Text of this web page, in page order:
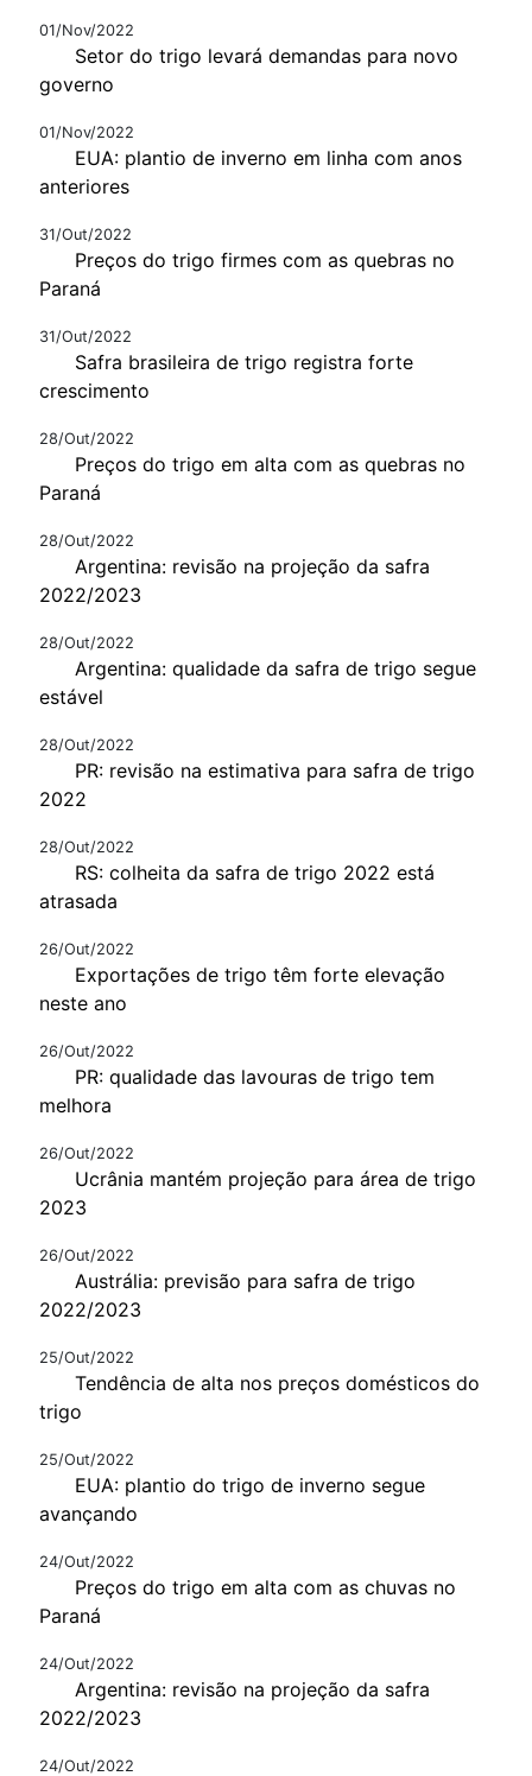
01/Nov/2022
Setor do trigo levará demandas para novo
governo
01/Nov/2022
EUA: plantio de inverno em linha com anos
anteriores
31/Out/2022
Preços do trigo firmes com as quebras no
Paraná
31/Out/2022
Safra brasileira de trigo registra forte
crescimento
28/Out/2022
Preços do trigo em alta com as quebras no
Paraná
28/Out/2022
Argentina: revisão na projeção da safra
2022/2023
28/Out/2022
Argentina: qualidade da safra de trigo segue
estável
28/Out/2022
PR: revisão na estimativa para safra de trigo
2022
28/Out/2022
RS: colheita da safra de trigo 2022 está
atrasada
26/Out/2022
Exportações de trigo têm forte elevação
neste ano
26/Out/2022
PR: qualidade das lavouras de trigo tem
melhora
26/Out/2022
Ucrânia mantém projeção para área de trigo
2023
26/Out/2022
Austrália: previsão para safra de trigo
2022/2023
25/Out/2022
Tendência de alta nos preços domésticos do
trigo
25/Out/2022
EUA: plantio do trigo de inverno segue
avançando
24/Out/2022
Preços do trigo em alta com as chuvas no
Paraná
24/Out/2022
Argentina: revisão na projeção da safra
2022/2023
24/Out/2022